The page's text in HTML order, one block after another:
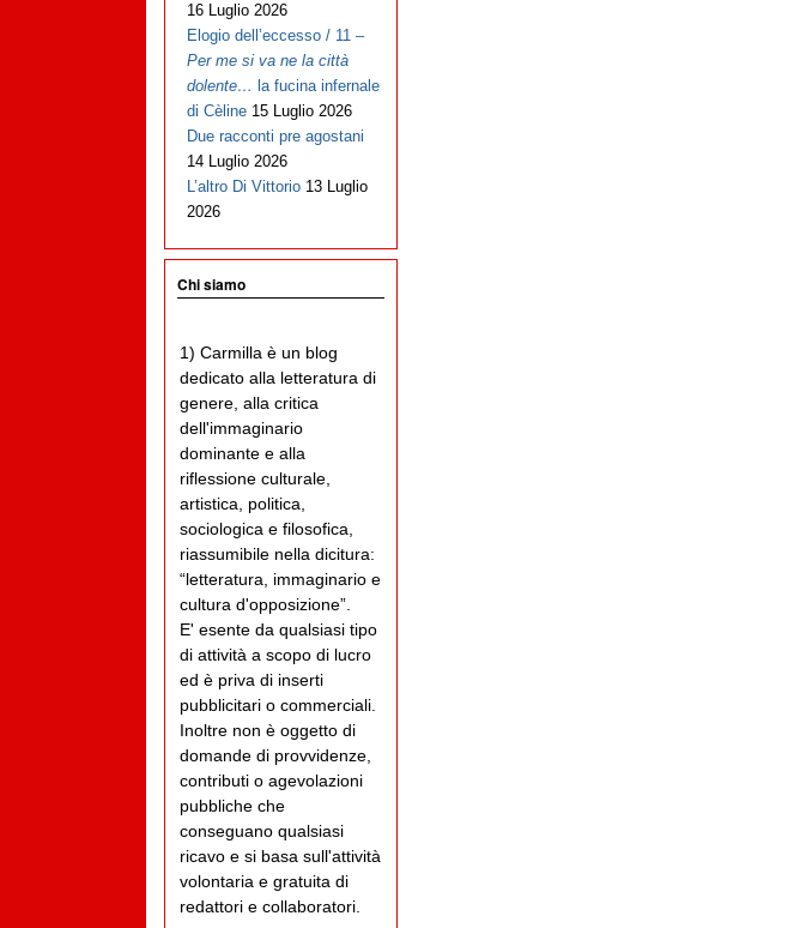
16 Luglio 2026
Elogio dell’eccesso / 11 –
Per me si va ne la città
dolente… la fucina infernale
di Cèline 15 Luglio 2026
Due racconti pre agostani
14 Luglio 2026
L’altro Di Vittorio 13 Luglio
2026
Chi siamo
1) Carmilla è un blog
dedicato alla letteratura di
genere, alla critica
dell'immaginario
dominante e alla
riflessione culturale,
artistica, politica,
sociologica e filosofica,
riassumibile nella dicitura:
“letteratura, immaginario e
cultura d'opposizione”.
E' esente da qualsiasi tipo
di attività a scopo di lucro
ed è priva di inserti
pubblicitari o commerciali.
Inoltre non è oggetto di
domande di provvidenze,
contributi o agevolazioni
pubbliche che
conseguano qualsiasi
ricavo e si basa sull'attività
volontaria e gratuita di
redattori e collaboratori.